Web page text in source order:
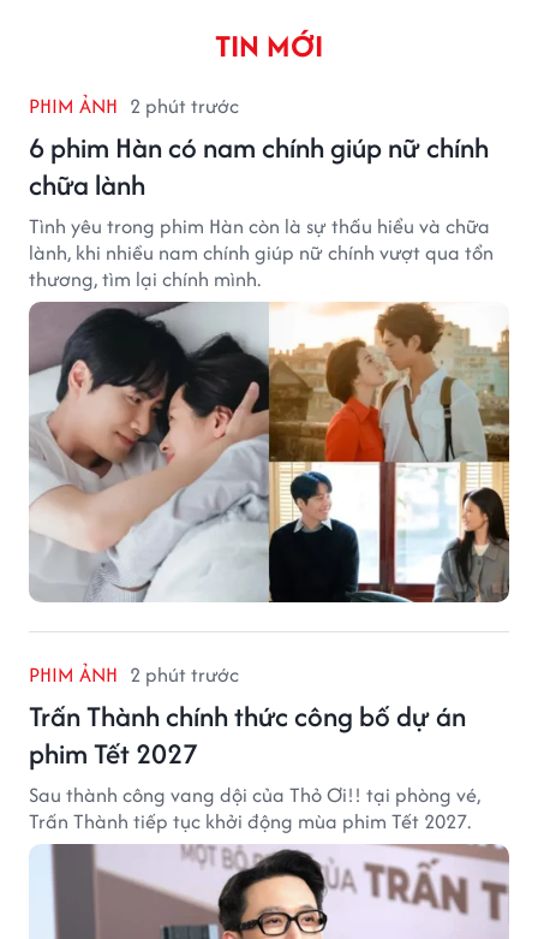
TIN MỚI
PHIM ẢNH 2 phút trước
6 phim Hàn có nam chính giúp nữ chính
chữa lành
Tình yêu trong phim Hàn còn là sự thấu hiểu và chữa
lành, khi nhiều nam chính giúp nữ chính vượt qua tổn
thương, tìm lại chính mình.
PHIM ẢNH 2 phút trước
Trấn Thành chính thức công bố dự án
phim Tết 2027
Sau thành công vang dội của Thỏ Ơi!! tại phòng vé,
Trấn Thành tiếp tục khởi động mùa phim Tết 2027.